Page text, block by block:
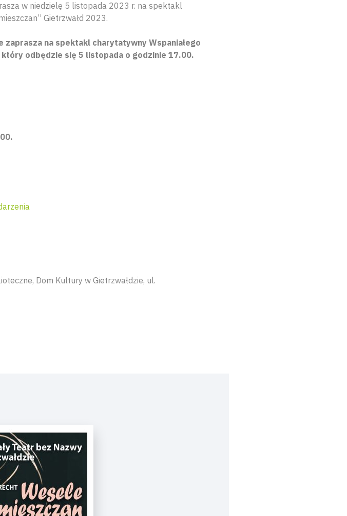
w niedzielę 5 listopada 2023 r. na spektakl
Gietrzwałd 2023.
na spektakl charytatywny Wspaniałego
odbędzie się 5 listopada o godzinie 17.00.
Dom Kultury w Gietrzwałdzie, ul.